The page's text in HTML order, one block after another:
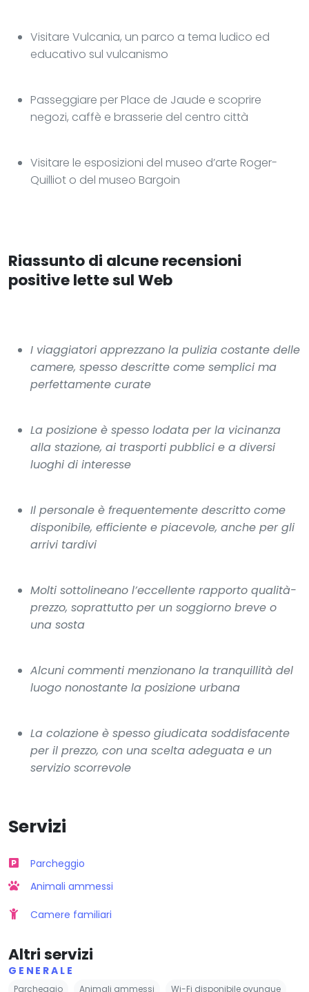
Visitare Vulcania, un parco a tema ludico ed
educativo sul vulcanismo
Passeggiare per Place de Jaude e scoprire
negozi, caffè e brasserie del centro città
Visitare le esposizioni del museo d’arte Roger-
Quilliot o del museo Bargoin
Riassunto di alcune recensioni
positive lette sul Web
I viaggiatori apprezzano la pulizia costante delle
camere, spesso descritte come semplici ma
perfettamente curate
La posizione è spesso lodata per la vicinanza
alla stazione, ai trasporti pubblici e a diversi
luoghi di interesse
Il personale è frequentemente descritto come
disponibile, efficiente e piacevole, anche per gli
arrivi tardivi
Molti sottolineano l’eccellente rapporto qualità-
prezzo, soprattutto per un soggiorno breve o
una sosta
Alcuni commenti menzionano la tranquillità del
luogo nonostante la posizione urbana
La colazione è spesso giudicata soddisfacente
per il prezzo, con una scelta adeguata e un
servizio scorrevole
Servizi
Parcheggio
Animali ammessi
Camere familiari
Altri servizi
GENERALE
Parcheggio Animali ammessi Wi-Fi disponibile ovunque